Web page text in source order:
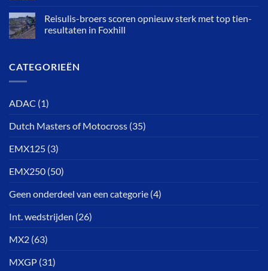
Reisulis-broers scoren opnieuw sterk met top tien-
resultaten in Foxhill
CATEGORIEËN
ADAC (1)
Dutch Masters of Motocross (35)
EMX125 (3)
EMX250 (50)
Geen onderdeel van een categorie (4)
Int. wedstrijden (26)
MX2 (63)
MXGP (31)